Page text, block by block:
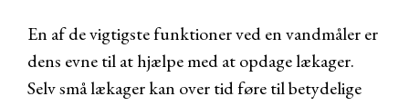
En af de vigtigste funktioner ved en vandmåler er
dens evne til at hjælpe med at opdage lækager.
Selv små lækager kan over tid føre til betydelige